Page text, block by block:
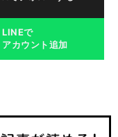
LINEで
アカウント追加